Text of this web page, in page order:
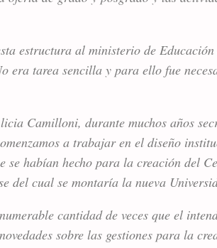
estructura al ministerio de
era tarea sencilla y para ello fue
Camilloni, durante muchos años
a trabajar en el diseño
se habían hecho para la creación del
del cual se montaría la nueva
cantidad de veces que el
sobre las gestiones para la